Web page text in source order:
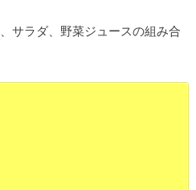
サラダ、野菜ジュースの組み合